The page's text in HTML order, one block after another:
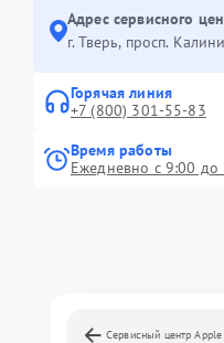
Адрес сервисного
г. Тверь, просп.
Горячая линия
+7 (800) 301-55-83
Время работы
Ежедневно с 9:00 до
Сервисный центр Apple